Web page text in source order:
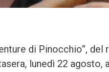
di Pinocchio”, del
lunedì 22 agosto,